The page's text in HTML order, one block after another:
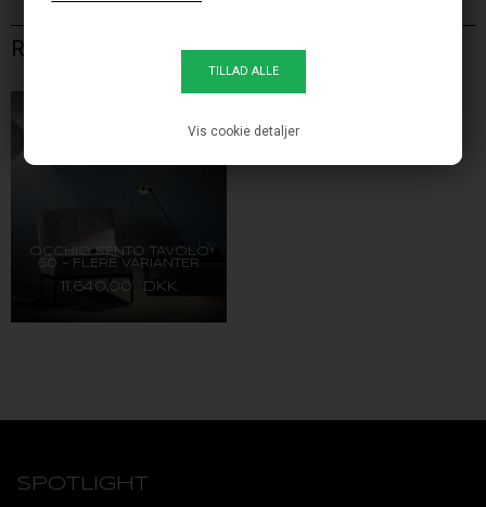
Vis cookie detaljer
RELATEREDE VARER
OCCHIO SENTO TAVOLO
60 - FLERE VARIANTER
11.640,00 DKK
SPOTLIGHT